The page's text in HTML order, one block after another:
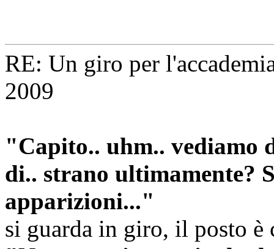
RE: Un giro per
2009
"Capito.. uhm.. vediamo
di.. strano ultimamente?
apparizioni..."
si guarda in giro, il posto è